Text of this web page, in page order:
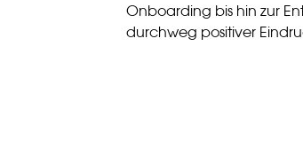
Onboarding bis hin zur
durchweg positiver